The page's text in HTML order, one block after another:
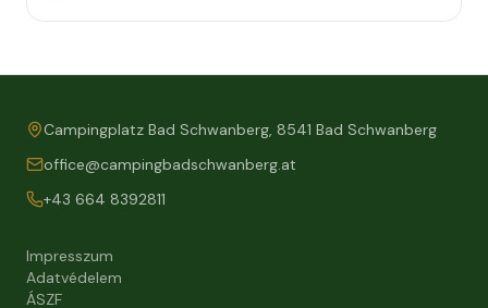
Campingplatz Bad Schwanberg, 8541 Bad Schwanberg
office@campingbadschwanberg.at
+43 664 8392811
Impresszum
Adatvédelem
ÁSZF